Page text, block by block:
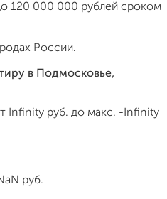
120 000 000 рублей сроком
России.
в Подмосковье,
Infinity руб. до макс. -Infinity
руб.